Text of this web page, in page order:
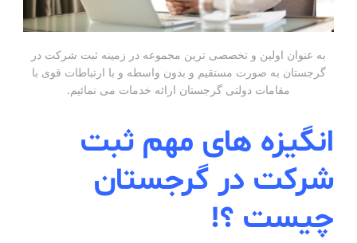
به عنوان اولین و تخصصی ترین مجموعه در زمینه ثبت شرکت در
گرجستان به صورت مستقیم و بدون واسطه و با ارتباطات قوی با
مقامات دولتی گرجستان ارائه خدمات می نمائیم.
انگیزه های مهم ثبت
شرکت در گرجستان
چیست ؟!